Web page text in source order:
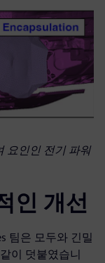
요인인 전기 파워
인 개선
팀은 모두와 긴밀
이 덧붙였습니